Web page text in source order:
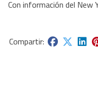
Con información del New